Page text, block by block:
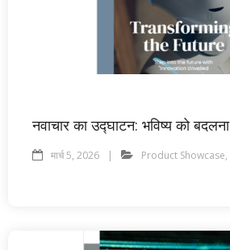
नवाचार का उद्घाटन: भविष्य को बदलना
मार्च 5, 2026 Product Showcase,